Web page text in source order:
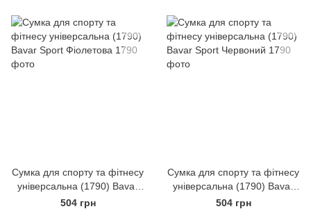
Сумка для спорту та фітнесу
універсальна (1790) Bavar
Sport Фіолетова
504 грн
Сумка для спорту та фітнесу
універсальна (1790) Bavar
Sport Червоний
504 грн